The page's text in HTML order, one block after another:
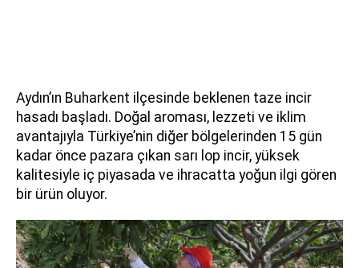
Aydın’ın Buharkent ilçesinde beklenen taze incir
hasadı başladı. Doğal aroması, lezzeti ve iklim
avantajıyla Türkiye’nin diğer bölgelerinden 15 gün
kadar önce pazara çıkan sarı lop incir, yüksek
kalitesiyle iç piyasada ve ihracatta yoğun ilgi gören
bir ürün oluyor.